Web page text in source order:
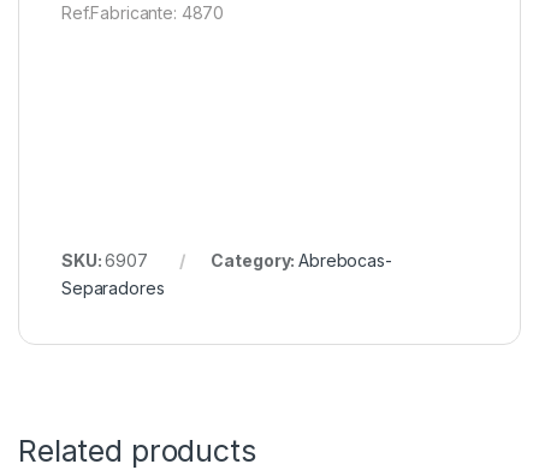
Ref.Fabricante: 4870
SKU:6907 Category:Abrebocas-
Separadores
Related products